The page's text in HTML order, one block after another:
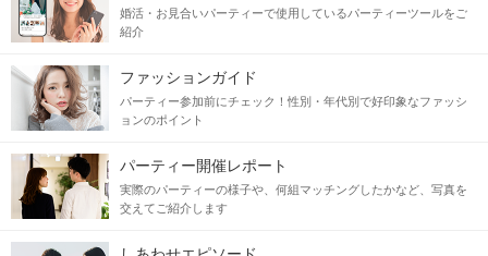
婚活・お見合いパーティーで使用しているパーティーツールをご
紹介
ファッションガイド
パーティー参加前にチェック！性別・年代別で好印象なファッシ
ョンのポイント
パーティー開催レポート
実際のパーティーの様子や、何組マッチングしたかなど、写真を
交えてご紹介します